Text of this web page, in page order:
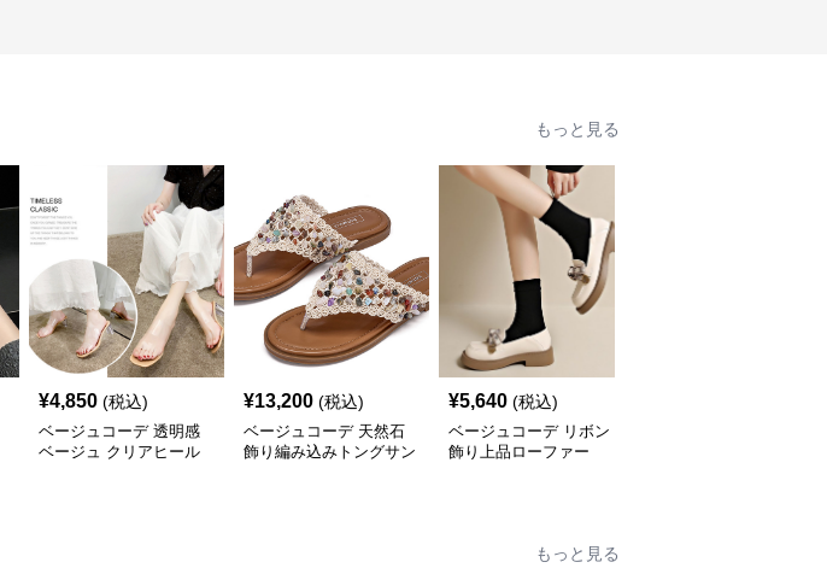
もっと見る
¥4,850 (税込)
ベージュコーデ 透明感
ベージュ クリアヒール
¥13,200 (税込)
ベージュコーデ 天然石
飾り編み込みトングサン
¥5,640 (税込)
ベージュコーデ リボン
飾り上品ローファー
もっと見る